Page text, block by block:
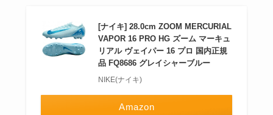
[ナイキ] 28.0cm ZOOM MERCURIAL
VAPOR 16 PRO HG ズーム マーキュ
リアル ヴェイパー 16 プロ 国内正規
品 FQ8686 グレイシャーブルー
NIKE(ナイキ)
Amazon